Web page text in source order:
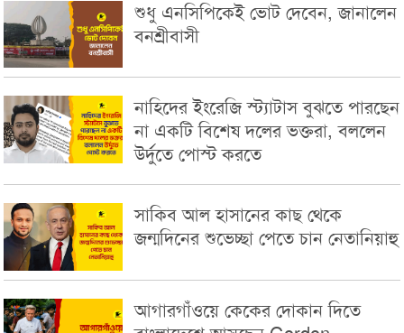
শুধু এনসিপিকেই ভোট দেবেন, জানালেন
বনশ্রীবাসী
নাহিদের ইংরেজি স্ট্যাটাস বুঝতে পারছেন
না একটি বিশেষ দলের ভক্তরা, বললেন
উর্দুতে পোস্ট করতে
সাকিব আল হাসানের কাছ থেকে
জন্মদিনের শুভেচ্ছা পেতে চান নেতানিয়াহু
আগারগাঁওয়ে কেকের দোকান দিতে